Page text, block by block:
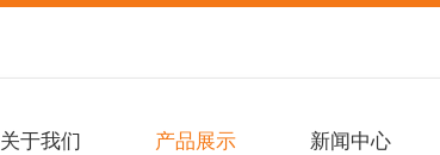
关于我们 产品展示 新闻中心